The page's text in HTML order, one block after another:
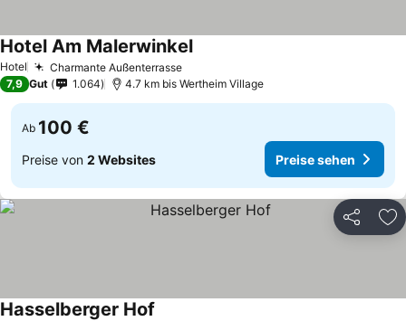
Hotel Charmante Außenterrasse
Hotel Am Malerwinkel
7,9 Gut 1.064 4.7 km bis Wertheim Village
Ab 100 €
Preise von 2 Websites Preise sehen
Teilen
Hasselberger Hof